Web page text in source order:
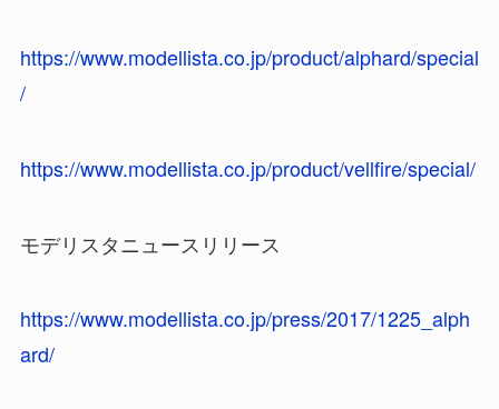
https://www.modellista.co.jp/product/alphard/special
/
https://www.modellista.co.jp/product/vellfire/special/
モデリスタニュースリリース
https://www.modellista.co.jp/press/2017/1225_alph
ard/